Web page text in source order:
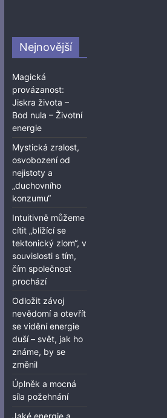
Nejnovější
Magická
provázanost:
Jiskra života –
Bod nula – Životní
energie
Mystická zralost,
osvobození od
nejistoty a
„duchovního
konzumu“
Intuitivně můžeme
cítit „blížící se
tektonický zlom“, v
souvislosti s tím,
čím společnost
prochází
Odložit závoj
nevědomí a otevřít
se vidění energie
duší – svět, jak ho
známe, by se
změnil
Úplněk a mocná
síla požehnání
Jaké energie a